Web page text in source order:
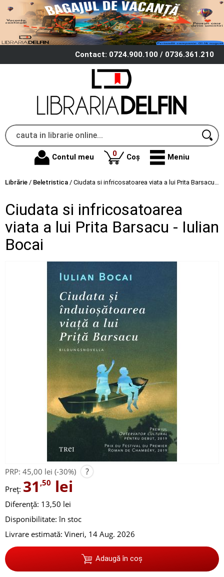
Contact: 0724.900.100 / 0736.361.210
Contul meu 0produse
Coș Meniu
Librărie / Beletristica / Ciudata si infricosatoarea viata a lui Prita Barsacu - Iulian Bocai
Ciudata si infricosatoarea
viata a lui Prita Barsacu - Iulian
Bocai
PRP: 45,00 lei (-30%) ?
Preț: 31 ,50 lei
Diferență: 13,50 lei
Disponibilitate: în stoc
Livrare estimată: Vineri, 14 Aug. 2026
Adaugă în coș